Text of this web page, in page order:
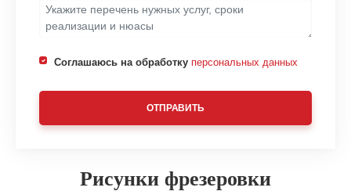
Соглашаюсь на обработку персональных данных
ОТПРАВИТЬ
Рисунки фрезеровки